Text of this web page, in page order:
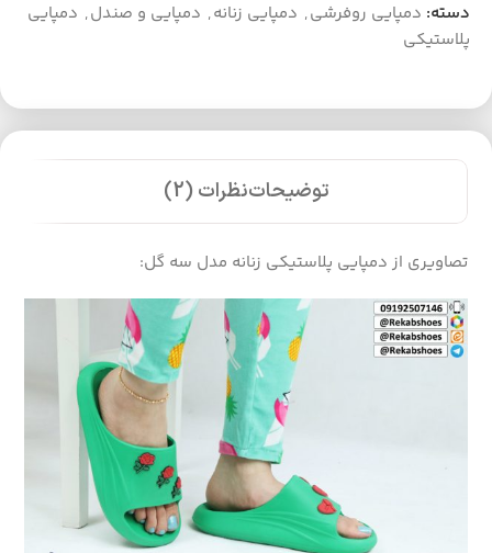
دسته: دمپایی روفرشی, دمپایی زنانه, دمپایی و صندل, دمپایی
پلاستیکی
توضیحاتنظرات (2)
تصاویری از دمپایی پلاستیکی زنانه مدل سه گل: